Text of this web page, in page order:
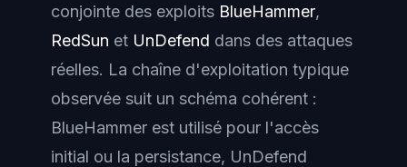
conjointe des exploits BlueHammer,
RedSun et UnDefend dans des attaques
réelles. La chaîne d'exploitation typique
observée suit un schéma cohérent :
BlueHammer est utilisé pour l'accès
initial ou la persistance, UnDefend